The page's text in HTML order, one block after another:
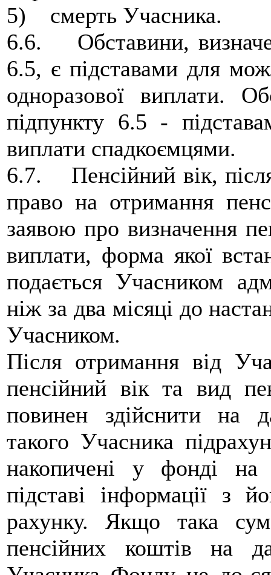
5) смерть Учасника.
6.6. Обставини,
6.5, є підставами для
одноразової виплати.
підпункту 6.5 -
виплати спадкоємцями.
6.7. Пенсійний вік,
право на отримання
заявою про визначення
виплати, форма якої
подається Учасником
ніж за два місяці до
Учасником.
Після отримання від
пенсійний вік та вид
повинен здійснити на
такого Учасника
накопичені у фонді на
підставі інформації з
рахунку. Якщо така
пенсійних коштів на